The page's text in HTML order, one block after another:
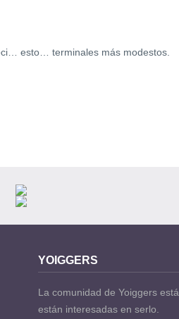
esto… terminales más modestos.
YOIGGERS
La comunidad de Yoiggers
están interesadas en serlo.